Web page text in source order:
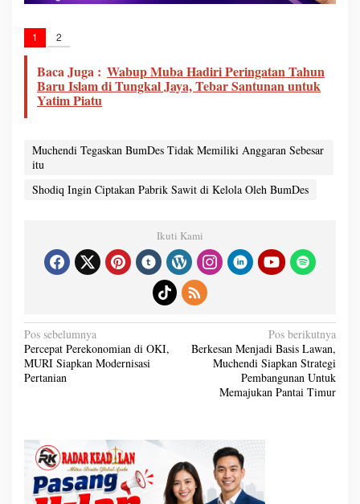
1 2
Baca Juga : Wabup Muba Hadiri Peringatan Tahun
Baru Islam di Tungkal Jaya, Tebar Santunan untuk
Yatim Piatu
Muchendi Tegaskan BumDes Tidak Memiliki Anggaran Sebesar
itu
Shodiq Ingin Ciptakan Pabrik Sawit di Kelola Oleh BumDes
Ikuti Kami
N
a
v
i
g
a
s
Pos sebelumnya
Percepat Perekonomian di OKI,
MURI Siapkan Modernisasi
Pertanian
Pos berikutnya
Berkesan Menjadi Basis Lawan,
Muchendi Siapkan Strategi
Pembangunan Untuk
Memajukan Pantai Timur